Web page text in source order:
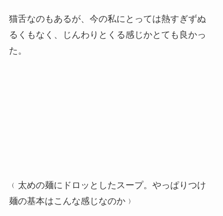
猫舌なのもあるが、今の私にとっては熱すぎずぬ
るくもなく、じんわりとくる感じかとても良かっ
た。
﹙太めの麺にドロッとしたスープ。やっぱりつけ
麺の基本はこんな感じなのか﹚